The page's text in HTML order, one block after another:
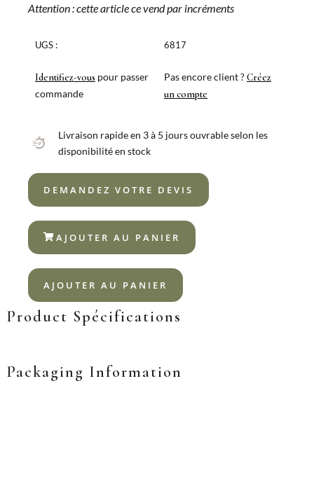
24
VINTAGE
Attention : cette article ce vend par incréments
UGS :
Identifiez-vous pour passer
commande
6817
Pas encore client ?Créez
un compte
Livraison rapide en 3 à 5 jours ouvrable selon les
disponibilité en stock
DEMANDEZ VOTRE DEVIS
AJOUTER AU PANIER
AJOUTER AU PANIER
Product Spécifications
Packaging Information